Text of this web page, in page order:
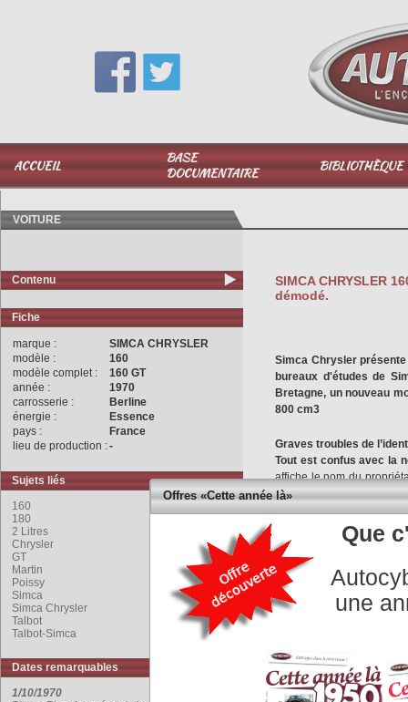
ACCUEIL
BASE
DOCUMENTAIRE
BIBLIOTHÈQUE
06 51 040 025
VOITURE
Contenu
Fiche
marque :
SIMCA CHRYSLER
modèle :
160
modèle complet :
160 GT
année :
1970
carrosserie :
Berline
énergie :
Essence
pays :
France
lieu de production :-
Sujets liés
160
180
2 Litres
Chrysler
GT
Martin
Poissy
Simca
Simca Chrysler
Talbot
Talbot-Simca
Dates remarquables
1/10/1970
SIMCA CHRYSLER
démodé.
Simca Chrysler
bureaux d'études de
Bretagne, un nouveau
800 cm3
Graves troubles de
Tout est confus avec la
affiche le nom du
1.6 80 ch et160 GTou
et déjà démodé.
Propulsions à essieux
sous-équipées, en
Heureusement, les
remplissent leur office.
Les rares évolutions
ch) apparu en 1972
disponible en France.
Espagne, elles
des logosChrysler.
Offres «Cette année là»
Que
une